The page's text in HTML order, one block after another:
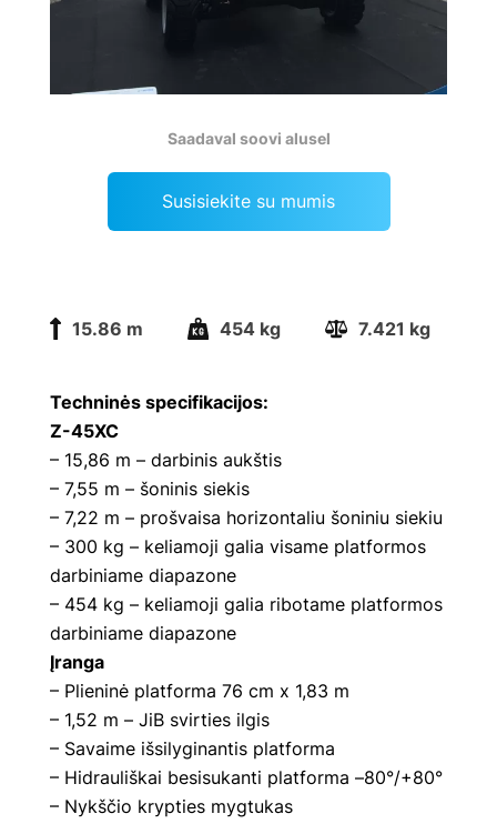
Saadaval soovi alusel
Susisiekite su mumis
15.86 m 454 kg 7.421 kg
Techninės specifikacijos:
Z-45XC
– 15,86 m – darbinis aukštis
– 7,55 m – šoninis siekis
– 7,22 m – prošvaisa horizontaliu šoniniu siekiu
– 300 kg – keliamoji galia visame platformos
darbiniame diapazone
– 454 kg – keliamoji galia ribotame platformos
darbiniame diapazone
Įranga
– Plieninė platforma 76 cm x 1,83 m
– 1,52 m – JiB svirties ilgis
– Savaime išsilyginantis platforma
– Hidrauliškai besisukanti platforma –80°/+80°
– Nykščio krypties mygtukas